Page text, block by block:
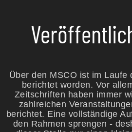
Über den MSCO ist im Laufe
berichtet worden. Vor
Zeitschriften haben immer
zahlreichen
berichtet. Eine vollständige
den Rahmen sprengen -